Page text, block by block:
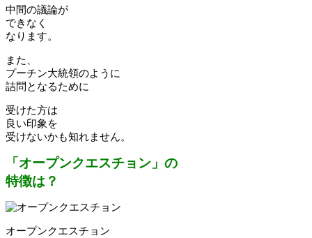
中間の議論が
できなく
なります。
また、
プーチン大統領のように
詰問となるために
受けた方は
良い印象を
受けないかも知れません。
「オープンクエスチョン」の
特徴は？
オープンクエスチョン